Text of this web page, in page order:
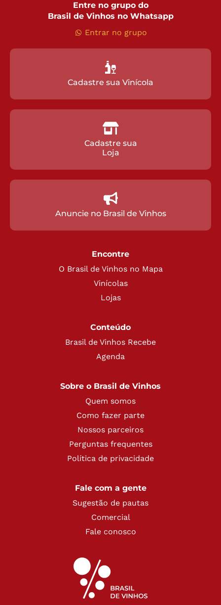
Entre no grupo do
Brasil de Vinhos no Whatsapp
Entrar no grupo
Cadastre sua Vinícola
Cadastre sua
Loja
Anuncie no Brasil de Vinhos
Encontre
O Brasil de Vinhos no Mapa
Vinícolas
Lojas
Conteúdo
Brasil de Vinhos Recebe
Agenda
Sobre o Brasil de Vinhos
Quem somos
Como fazer parte
Nossos parceiros
Perguntas frequentes
Política de privacidade
Fale com a gente
Sugestão de pautas
Comercial
Fale conosco